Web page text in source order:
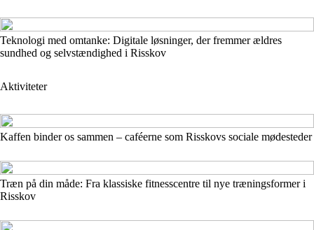
Teknologi med omtanke: Digitale løsninger, der fremmer ældres
sundhed og selvstændighed i Risskov
Aktiviteter
Kaffen binder os sammen – caféerne som Risskovs sociale mødesteder
Træn på din måde: Fra klassiske fitnesscentre til nye træningsformer i
Risskov